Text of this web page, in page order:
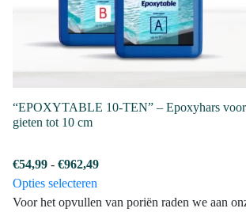
worden
op
de
“EPOXYTABLE 10-TEN” – Epoxyhars voor
gieten tot 10 cm
€54,99 - €962,49Prijsklasse:
tot
Opties selecteren
product
Voor het opvullen van poriën raden we aan